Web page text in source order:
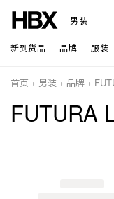
男装
新到货品 品牌 服装
首页 男装 品牌
FUTURA